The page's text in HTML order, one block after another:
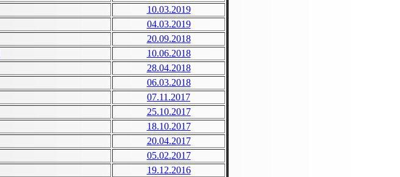
10.03.2019
04.03.2019
20.09.2018
10.06.2018
28.04.2018
06.03.2018
07.11.2017
25.10.2017
18.10.2017
20.04.2017
05.02.2017
19.12.2016